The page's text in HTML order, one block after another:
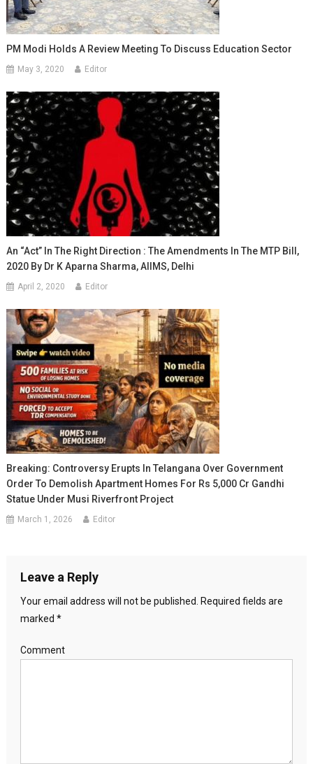
PM Modi Holds A Review Meeting To Discuss Education Sector
May 3, 2020 Editor
An “Act” In The Right Direction : The Amendments In The MTP Bill,
2020 By Dr K Aparna Sharma, AIIMS, Delhi
April 2, 2020 Editor
Breaking: Controversy Erupts In Telangana Over Government
Order To Demolish Apartment Homes For Rs 5,000 Cr Gandhi
Statue Under Musi Riverfront Project
March 1, 2026 Editor
Leave a Reply
Your email address will not be published.
Required fields are
marked *
Comment